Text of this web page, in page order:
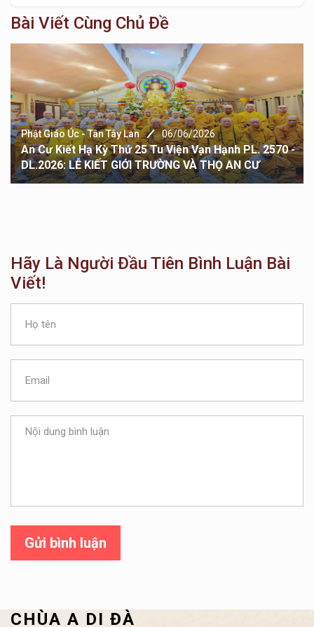
Bài Viết Cùng Chủ Đề
Phật Giáo Úc - Tân Tây Lan 06/06/2026
An Cư Kiết Hạ Kỳ Thứ 25 Tu Viện Vạn Hạnh PL. 2570 -
DL.2026: LỄ KIẾT GIỚI TRƯỜNG VÀ THỌ AN CƯ
Hãy Là Người Đầu Tiên Bình Luận Bài
Viết!
Gửi bình luận
CHÙA A DI ĐÀ